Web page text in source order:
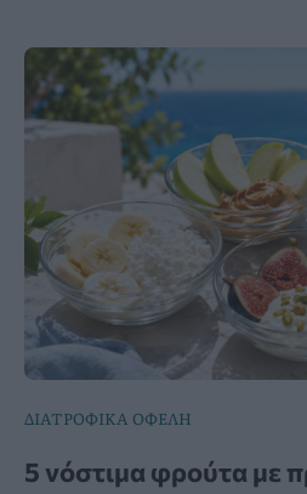
ΔΙΑΤΡΟΦΙΚΑ ΟΦΕΛΗ
5 νόστιμα φρούτα με